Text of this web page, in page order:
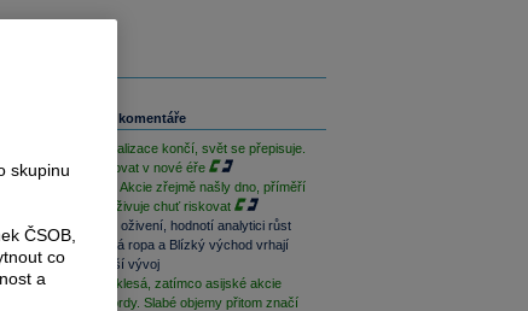
Související komentáře
Levná globalizace končí, svět se přepisuje.
Jak investovat v nové éře
JPMorgan: Akcie zřejmě našly dno, příměří
s Íránem oživuje chuť riskovat
Jen úlevné oživení, hodnotí analytici růst
akcií. Drahá ropa a Blízký východ vrhají
stín na další vývoj
Bitcoin dál klesá, zatímco asijské akcie
lámou rekordy. Slabé objemy přitom značí
skupinu
ČSOB,
co
a